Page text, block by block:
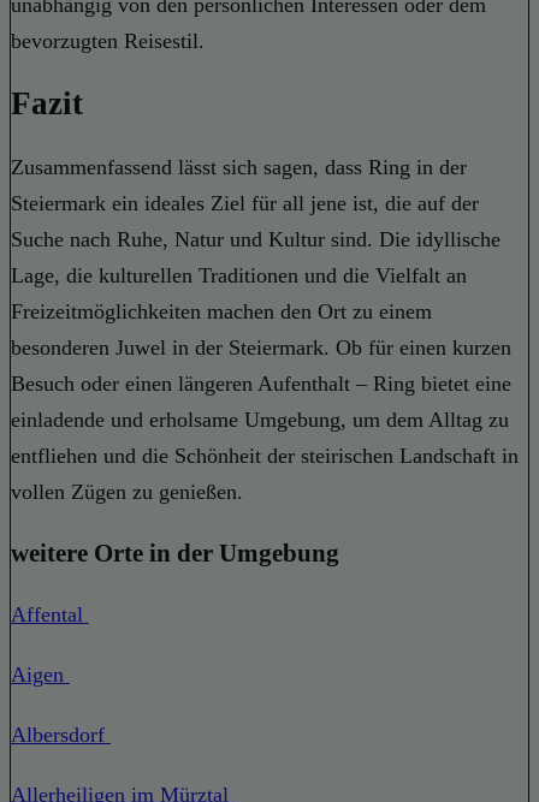
bevorzugten Reisestil.
Fazit
Zusammenfassend lässt sich sagen, dass Ring in der
Steiermark ein ideales Ziel für all jene ist, die auf der
Suche nach Ruhe, Natur und Kultur sind. Die idyllische
Lage, die kulturellen Traditionen und die Vielfalt an
Freizeitmöglichkeiten machen den Ort zu einem
besonderen Juwel in der Steiermark. Ob für einen kurzen
Besuch oder einen längeren Aufenthalt – Ring bietet eine
einladende und erholsame Umgebung, um dem Alltag zu
entfliehen und die Schönheit der steirischen Landschaft in
vollen Zügen zu genießen.
weitere Orte in der Umgebung
Affental
Aigen
Albersdorf
Allerheiligen im Mürztal